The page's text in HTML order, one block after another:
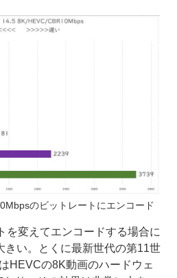
のビットレートにエンコード
を変えてエンコードする場合に
きい。とくに最新世代の第11世
HEVCの8K動画のハードウェ